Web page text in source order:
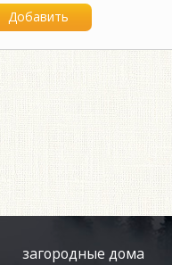
загородные дома